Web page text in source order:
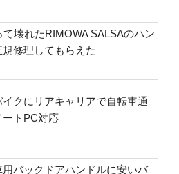
て壊れたRIMOWA SALSAのハン
規修理してもらえた
イクにリアキャリアで自転車通
ートPC対応
用バックドアハンドルに安いバ